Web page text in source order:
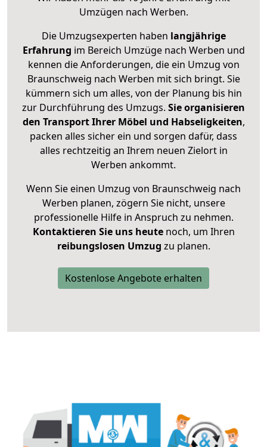
Umzügen nach Werben.
Die Umzugsexperten haben langjährige
Erfahrung im Bereich Umzüge nach Werben und
kennen die Anforderungen, die ein Umzug von
Braunschweig nach Werben mit sich bringt. Sie
kümmern sich um alles, von der Planung bis hin
zur Durchführung des Umzugs. Sie organisieren
den Transport Ihrer Möbel und Habseligkeiten,
packen alles sicher ein und sorgen dafür, dass
alles rechtzeitig an Ihrem neuen Zielort in
Werben ankommt.
Wenn Sie einen Umzug von Braunschweig nach
Werben planen, zögern Sie nicht, unsere
professionelle Hilfe in Anspruch zu nehmen.
Kontaktieren Sie uns heutenoch, um Ihren
reibungslosen Umzug zu planen.
Kostenlose Angebote erhalten